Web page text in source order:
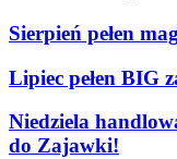
Sierpień pełen
Lipiec pełen BIG
Niedziela
do Zajawki!